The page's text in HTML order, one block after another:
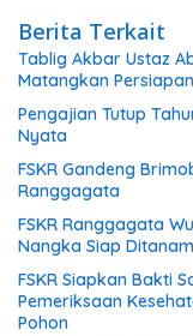
Berita Terkait
Tablig Akbar Ustaz
Matangkan Persiapan
Pengajian Tutup
Nyata
FSKR Gandeng
Ranggagata
FSKR Ranggagata
Nangka Siap
FSKR Siapkan Bakti
Pemeriksaan
Pohon